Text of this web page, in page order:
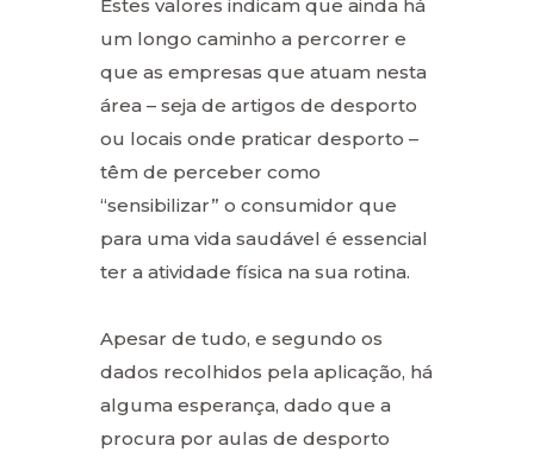
Estes valores indicam que ainda há
um longo caminho a percorrer e
que as empresas que atuam nesta
área – seja de artigos de desporto
ou locais onde praticar desporto –
têm de perceber como
“sensibilizar” o consumidor que
para uma vida saudável é essencial
ter a atividade física na sua rotina.
Apesar de tudo, e segundo os
dados recolhidos pela aplicação, há
alguma esperança, dado que a
procura por aulas de desporto